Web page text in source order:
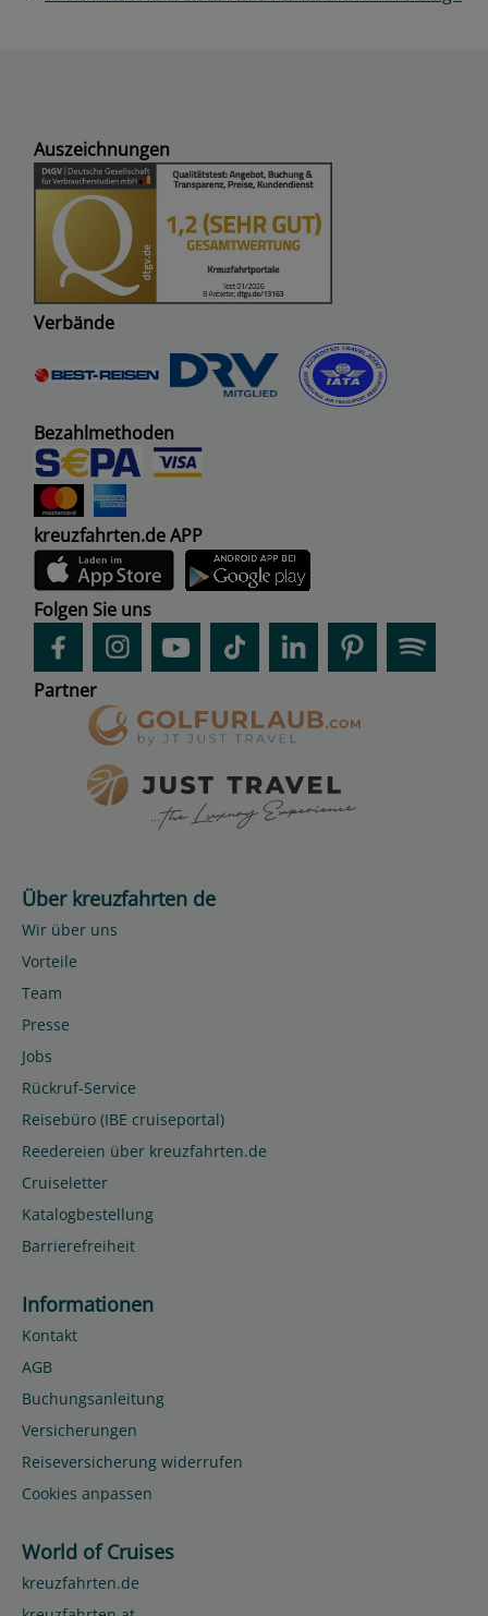
Auszeichnungen
Verbände
Bezahlmethoden
kreuzfahrten.de APP
Folgen Sie uns
Partner
Über kreuzfahrten de
Wir über uns
Vorteile
Team
Presse
Jobs
Rückruf-Service
Reisebüro (IBE cruiseportal)
Reedereien über kreuzfahrten.de
Cruiseletter
Katalogbestellung
Barrierefreiheit
Informationen
Kontakt
AGB
Buchungsanleitung
Versicherungen
Reiseversicherung widerrufen
Cookies anpassen
World of Cruises
kreuzfahrten.de